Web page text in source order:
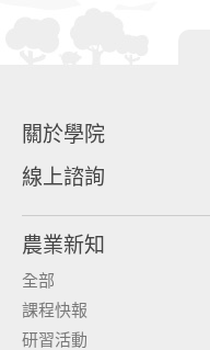
關於學院
線上諮詢
農業新知
全部
課程快報
研習活動